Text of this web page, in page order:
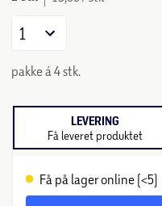
1
pakke á 4 stk.
LEVERING
Få leveret produktet
Få på lager online (<5)